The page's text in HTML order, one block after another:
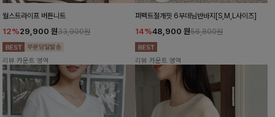
월스트라이프 버튼니트
12%29,900 원33,900원
리뷰 카운트 영역
퍼펙트절개핏 6부데님반바지[S,M,L사이즈]
14%48,900 원56,800원
리뷰 카운트 영역